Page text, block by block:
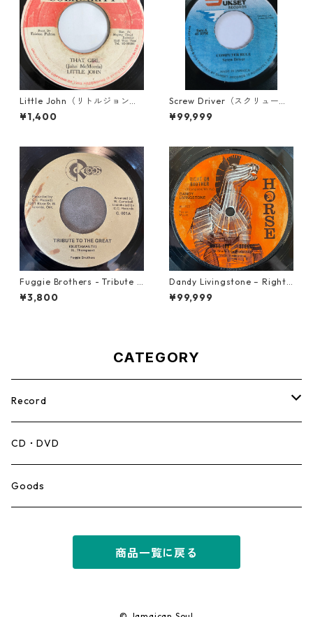
Little John（リトルジョン）
- That Girl 【7-20045】
¥1,400
Screw Driver（スクリュード
ライバー） - Computer Rule
【7'】
¥99,999
Fuggie Brothers - Tribute T
o The Great【7-21765】
¥3,800
Dandy Livingstone – Right
On Brother【7-21946】
¥99,999
CATEGORY
Record
Mento,Calypso,Ballad
Ska
CD・DVD
Goods
商品一覧に戻る